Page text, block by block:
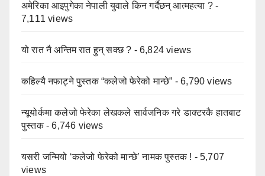
अमेरिका आइपुगेका नेपाली युवाले किन गर्दैछन् आत्महत्या ? -
7,111 views
यो रात नै अन्तिम रात हुन् सक्छ ? - 6,824 views
कहिल्यै नफाट्ने पुस्तक “कलेजो फेरेको मान्छे” - 6,790 views
न्यूयोर्कमा कलेजो फेरेका लेखकले सार्वजनिक गरे डाक्टरकै हातबाट
पुस्तक- 6,746 views
यसरी जन्मियो ‘कलेजो फेरेको मान्छे’ नामक पुस्तक ! - 5,707
views